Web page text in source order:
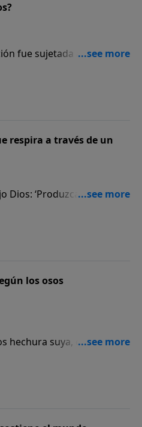
fue sujetada a vanidad,
por causa del que la
esclavitud de corrupción a
de Dios”.
respira a través de un
Dios: ‘Produzca la tierra
semilla; árbol que dé
los osos
hechura suya, creados en
las cuales Dios